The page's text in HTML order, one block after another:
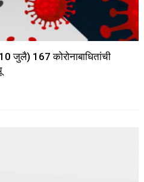
जुलै) 167 कोरोनाबाधितांची